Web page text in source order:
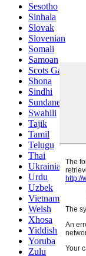
Sesotho
Sinhala
Slovak
Slovenian
Somali
Samoan
Scots Gaelic
Shona
Sindhi
Sundanese
Swahili
Tajik
Tamil
Telugu
Thai
Ukrainian
Urdu
Uzbek
Vietnamese
Welsh
Xhosa
Yiddish
Yoruba
Zulu